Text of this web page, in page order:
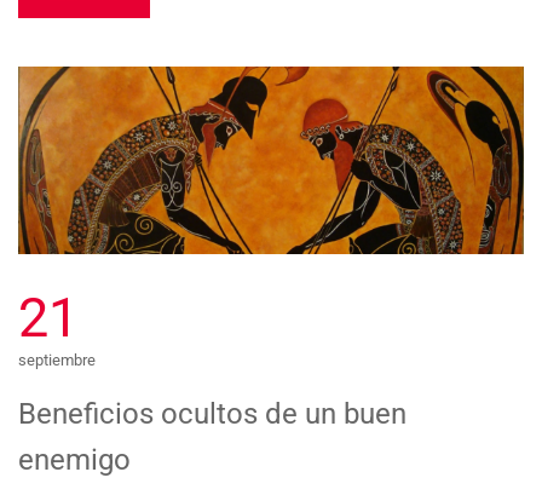
21
septiembre
Beneficios ocultos de un buen
enemigo